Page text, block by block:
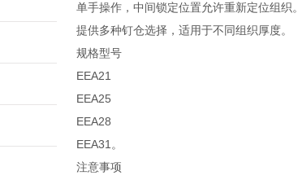
单手操作，中间锁定位置允许重新定位组织。
提供多种钉仓选择，适用于不同组织厚度。
规格型号
EEA21
EEA25
EEA28
EEA31。
注意事项